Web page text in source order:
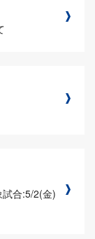
合:5/2(金)